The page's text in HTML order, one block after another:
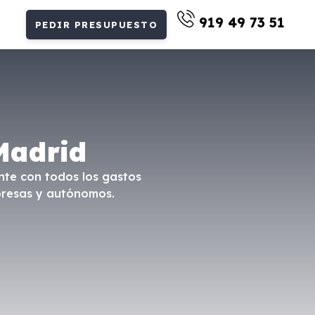
PEDIR PRESUPUESTO 919 49 73 51
con todos los gastos
y autónomos.